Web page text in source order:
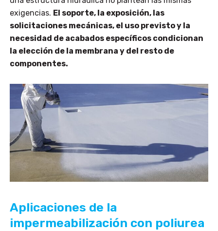
exigencias. El soporte, la exposición, las
solicitaciones mecánicas, el uso previsto y la
necesidad de acabados específicos condicionan
la elección de la membrana y del resto de
componentes.
Aplicaciones de la
impermeabilización con poliurea